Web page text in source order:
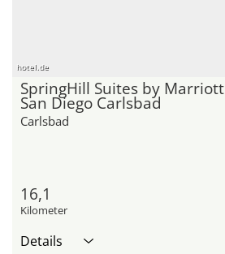
hotel.de
SpringHill Suites by Marriott
San Diego Carlsbad
Carlsbad
16,1
Kilometer
Details